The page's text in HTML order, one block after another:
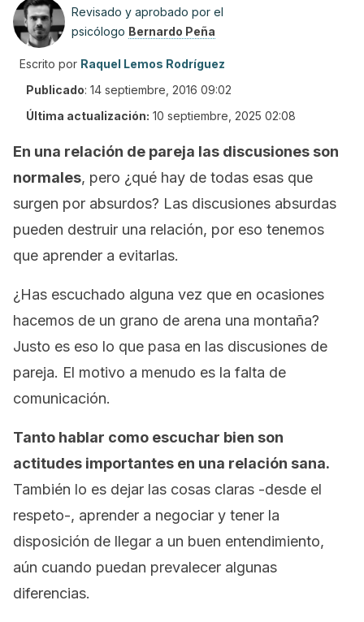
Revisado y aprobado por el
psicólogo Bernardo Peña
Escrito por Raquel Lemos Rodríguez
Publicado: 14 septiembre, 2016 09:02
Última actualización: 10 septiembre, 2025 02:08
En una relación de pareja las discusiones son
normales, pero ¿qué hay de todas esas que
surgen por absurdos? Las discusiones absurdas
pueden destruir una relación, por eso tenemos
que aprender a evitarlas.
¿Has escuchado alguna vez que en ocasiones
hacemos de un grano de arena una montaña?
Justo es eso lo que pasa en las discusiones de
pareja. El motivo a menudo es la falta de
comunicación.
Tanto hablar como escuchar bien son
actitudes importantes en una relación sana.
También lo es dejar las cosas claras -desde el
respeto-, aprender a negociar y tener la
disposición de llegar a un buen entendimiento,
aún cuando puedan prevalecer algunas
diferencias.